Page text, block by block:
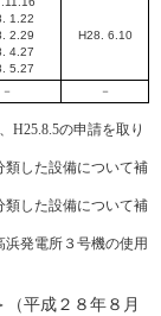
1.22
2.29
4.27
5.27
H28. 6.10
－ －
H25.8.5の申請を取り
した設備について補
した設備について補
発電所３号機の使用
平成２８年８月